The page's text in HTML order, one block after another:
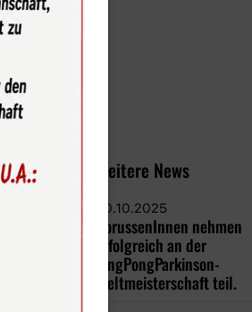
Weitere News
30.10.2025
BorussenInnen nehmen
erfolgreich an der
PingPongParkinson-
Weltmeisterschaft teil.